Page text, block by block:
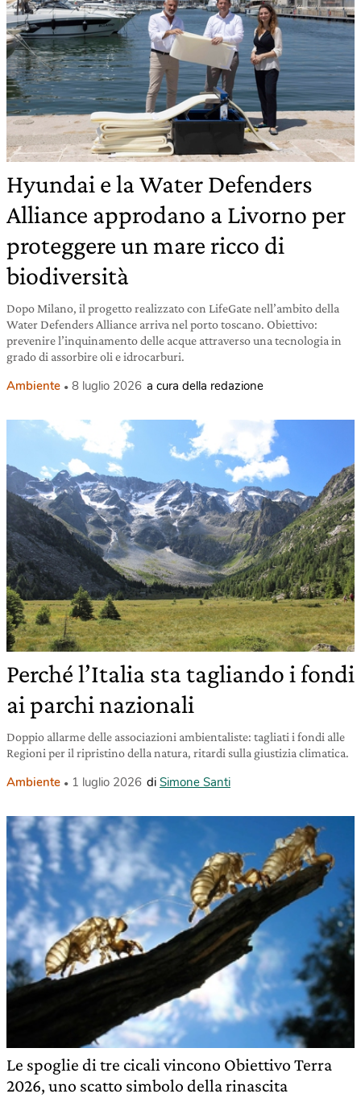
Hyundai e la Water Defenders
Alliance approdano a Livorno per
proteggere un mare ricco di
biodiversità
Dopo Milano, il progetto realizzato con LifeGate nell’ambito della
Water Defenders Alliance arriva nel porto toscano. Obiettivo:
prevenire l’inquinamento delle acque attraverso una tecnologia in
grado di assorbire oli e idrocarburi.
Ambiente 8 luglio 2026 a cura della redazione
Perché l’Italia sta tagliando i fondi
ai parchi nazionali
Doppio allarme delle associazioni ambientaliste: tagliati i fondi alle
Regioni per il ripristino della natura, ritardi sulla giustizia climatica.
Ambiente 1 luglio 2026 di Simone Santi
Le spoglie di tre cicali vincono Obiettivo Terra
2026, uno scatto simbolo della rinascita